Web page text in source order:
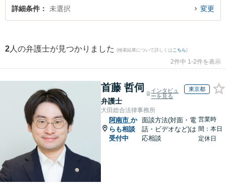
詳細条件 未選択 変更
2 人の弁護士が見つかりました (検索結果について詳しくは こちら)
2件中 1-2件を表示
首藤 哲伺
弁護士
インタビュ
ーを見る
東京都
大田総合法律事務所
阿南市 か
らも相談
受付中
面談方法(対面・電
話・ビデオなど)は
応相談
営業時
間：本日
定休日